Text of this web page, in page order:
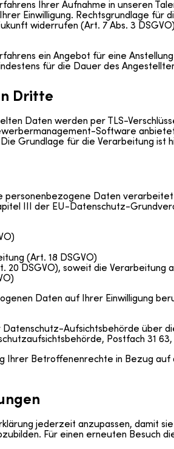
Ihrer Aufnahme in unseren
Einwilligung. Rechtsgrundlage für
widerrufen (Art. 7 Abs. 3
ein Angebot für eine
für die Dauer des
Dritte
Daten werden per TLS-
Software
Grundlage für die Verarbeitung
personenbezogene Daten
III der EU-Datenschutz-
(Art. 18 DSGVO)
DSGVO), soweit die Verarbeitung
Daten auf Ihrer Einwilligung
Datenschutz-Aufsichtsbehörde über
Postfach 31 63,
Ihrer Betroffenenrechte in Bezug
jederzeit anzupassen, damit
Für einen erneuten